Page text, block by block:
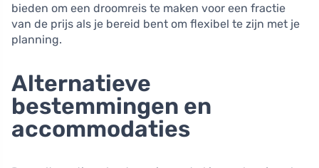
bieden om een droomreis te maken voor een fractie
van de prijs als je bereid bent om flexibel te zijn met je
planning.
Alternatieve
bestemmingen en
accommodaties